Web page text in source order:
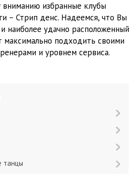
избранные клубы
– Стрип денс. Надеемся, что Вы
наиболее удачно расположенный
максимально подходить своими
и уровнем сервиса.
танцы